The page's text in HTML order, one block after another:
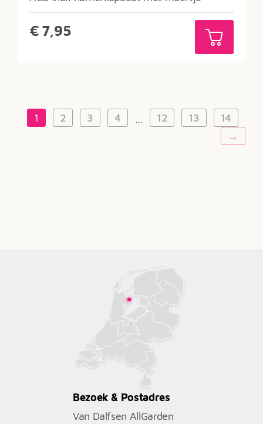
€ 7,95
1 2 3 4 … 12 13
14
→
Bezoek & Postadres
Van Dalfsen AllGarden